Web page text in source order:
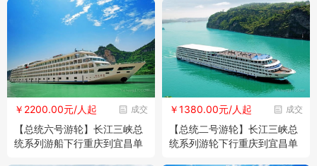
成交
￥2200.00元/人起
【总统六号游轮】长江三峡总
统系列游船下行重庆到宜昌单
成交
￥1380.00元/人起
【总统二号游轮】长江三峡总
统系列游轮下行重庆到宜昌单